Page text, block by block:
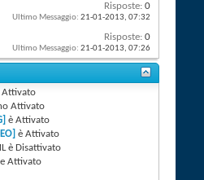
Risposte: 0
Ultimo Messaggio: 21-01-2013, 07:32
Risposte: 0
Ultimo Messaggio: 21-01-2013, 07:26
Attivato
Attivato
èAttivato
èAttivato
è Disattivato
Attivato